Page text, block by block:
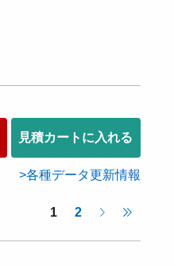
見積カートに入れる
各種データ更新情報
1 2